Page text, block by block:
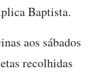
Baptista.
aos sábados
recolhidas